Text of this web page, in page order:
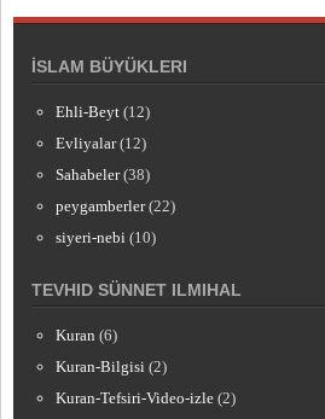
İSLAM BÜYÜKLERI
Ehli-Beyt (12)
Evliyalar (12)
Sahabeler (38)
peygamberler (22)
siyeri-nebi (10)
TEVHID SÜNNET ILMIHAL
Kuran (6)
Kuran-Bilgisi (2)
Kuran-Tefsiri-Video-izle (2)